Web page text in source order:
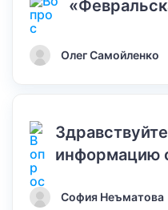
Олег Самойленко
информацию
София Неъматова